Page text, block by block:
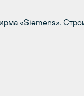
«Siemens».